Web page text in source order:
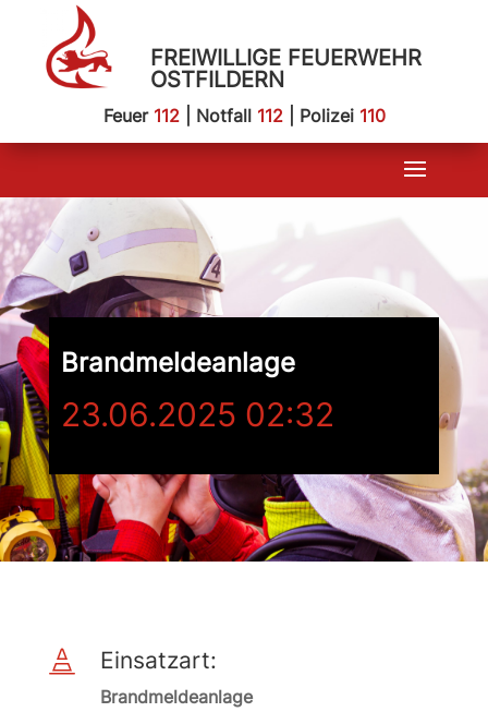
FREIWILLIGE FEUERWEHR
OSTFILDERN
Feuer 112| Notfall 112| Polizei 110
Brandmeldeanlage
23.06.2025 02:32
 Einsatzart:
Brandmeldeanlage